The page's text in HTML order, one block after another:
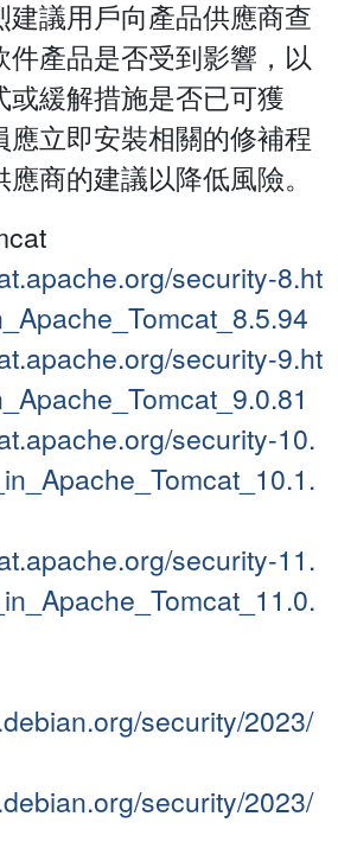
議用戶向產品供應商查
產品是否受到影響，以
或緩解措施是否已可獲
立即安裝相關的修補程
商的建議以降低風險。
security-8.ht
security-9.ht
security-10.
security-11.
security/2023/
security/2023/